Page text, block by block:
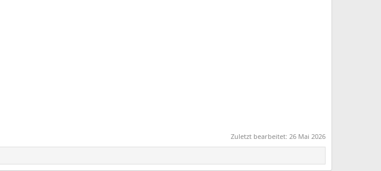
Zuletzt bearbeitet: 26 Mai 2026